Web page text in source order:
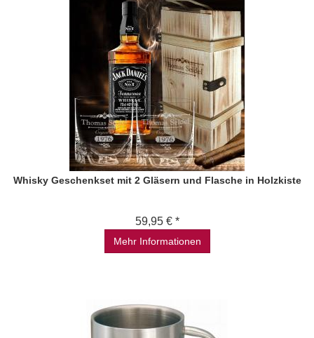
Whisky Geschenkset mit 2 Gläsern und Flasche in Holzkiste
59,95 € *
Mehr Informationen